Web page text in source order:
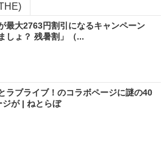
最大2763円割引になるキャンペーン
しょ？ 残暑割」（...
ラブライブ！のコラボページに謎の40
が | ねとらぼ